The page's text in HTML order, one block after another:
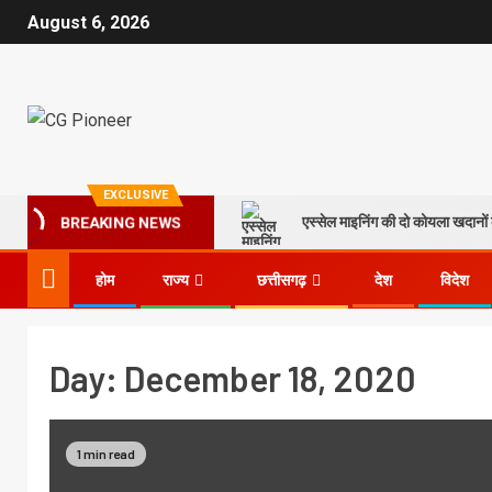
August 6, 2026
EXCLUSIVE
BREAKING NEWS एस्सेल माइनिंग की दो कोयला खदानों
होम राज्य छत्तीसगढ़ देश विदेश
Day: December 18, 2020
1 min read